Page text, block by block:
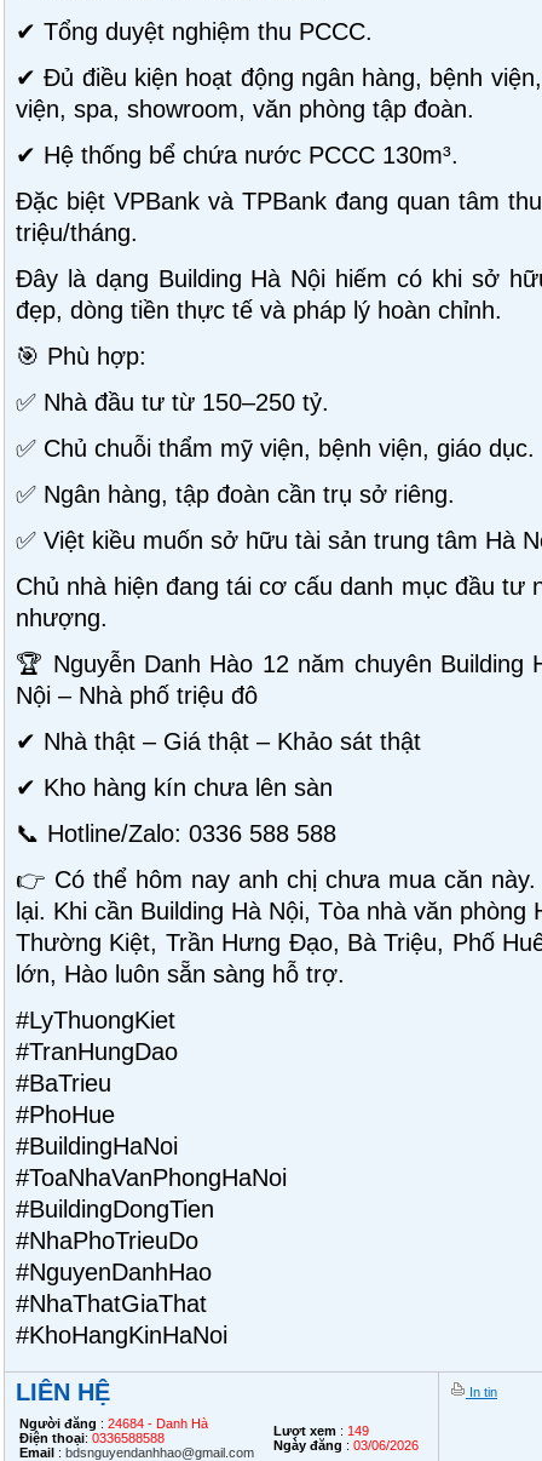
✔ Tổng duyệt nghiệm thu PCCC.
✔ Đủ điều kiện hoạt động ngân hàng, bệnh
viện, spa, showroom, văn phòng tập đoàn.
✔ Hệ thống bể chứa nước PCCC 130m³.
Đặc biệt VPBank và TPBank đang quan tâm
triệu/tháng.
Đây là dạng Building Hà Nội hiếm có khi sở
đẹp, dòng tiền thực tế và pháp lý hoàn chỉnh.
🎯 Phù hợp:
✅ Nhà đầu tư từ 150–250 tỷ.
✅ Chủ chuỗi thẩm mỹ viện, bệnh viện, giáo dục.
✅ Ngân hàng, tập đoàn cần trụ sở riêng.
✅ Việt kiều muốn sở hữu tài sản trung tâm Hà
Chủ nhà hiện đang tái cơ cấu danh mục đầu tư
nhượng.
🏆 Nguyễn Danh Hào 12 năm chuyên Building
Nội – Nhà phố triệu đô
✔ Nhà thật – Giá thật – Khảo sát thật
✔ Kho hàng kín chưa lên sàn
📞 Hotline/Zalo: 0336 588 588
👉 Có thể hôm nay anh chị chưa mua căn
lại. Khi cần Building Hà Nội, Tòa nhà văn phòng
Thường Kiệt, Trần Hưng Đạo, Bà Triệu, Phố
lớn, Hào luôn sẵn sàng hỗ trợ.
#LyThuongKiet
#TranHungDao
#BaTrieu
#PhoHue
#BuildingHaNoi
#ToaNhaVanPhongHaNoi
#BuildingDongTien
#NhaPhoTrieuDo
#NguyenDanhHao
#NhaThatGiaThat
#KhoHangKinHaNoi
LIÊN HỆ
Người đăng : 24684 - Danh Hà
Điện thoại: 0336588588
Email : bdsnguyendanhhao@gmail.com
Lượt xem : 149
Ngày đăng : 03/06/2026
In tin